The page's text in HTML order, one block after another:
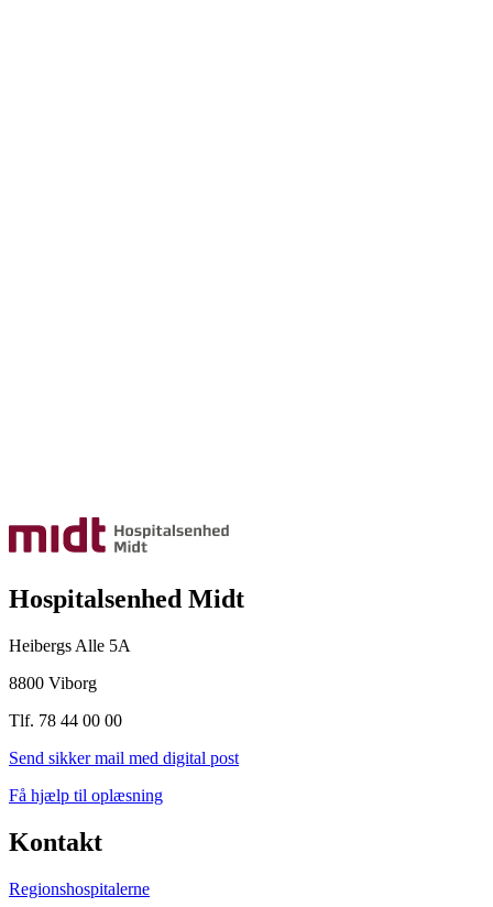
Hospitalsenhed Midt
Heibergs Alle 5A
8800 Viborg
Tlf. 78 44 00 00
Send sikker mail med digital post
Få hjælp til oplæsning
Kontakt
Regionshospitalerne